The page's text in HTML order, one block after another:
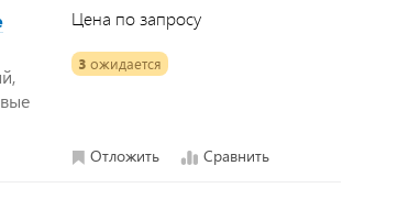
Цена по запросу
3 ожидается
Отложить Сравнить